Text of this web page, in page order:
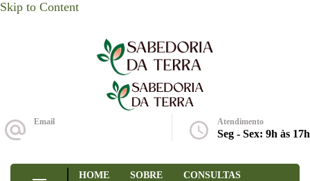
Skip to Content
Sabedoria da Terra
Email Atendimento
Seg - Sex: 9h às 17h
HOME SOBRE
CONSULTAS